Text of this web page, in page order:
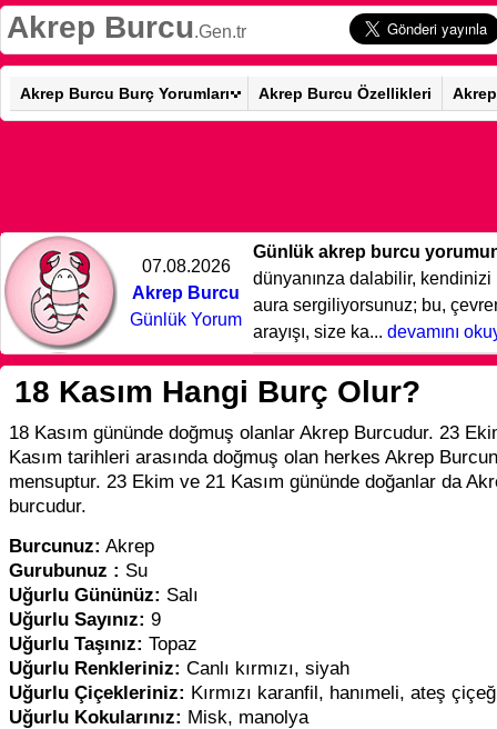
Akrep Burcu.Gen.tr
Akrep Burcu Burç Yorumları Akrep Burcu Özellikleri
07.08.2026
Akrep Burcu
Günlük Yorum
Günlük akrep burcu
dünyanınza dalabilir,
aura sergiliyorsunuz; bu,
arayışı, size ka... devamını
18 Kasım Hangi Burç Olur?
18 Kasım gününde doğmuş olanlar Akrep Burcudur. 23
Kasım tarihleri arasında doğmuş olan herkes Akrep
mensuptur. 23 Ekim ve 21 Kasım gününde doğanlar da
burcudur.
Burcunuz: Akrep
Gurubunuz : Su
Uğurlu Gününüz: Salı
Uğurlu Sayınız: 9
Uğurlu Taşınız: Topaz
Uğurlu Renkleriniz: Canlı kırmızı, siyah
Uğurlu Çiçekleriniz: Kırmızı karanfil, hanımeli, ateş
Uğurlu Kokularınız: Misk, manolya